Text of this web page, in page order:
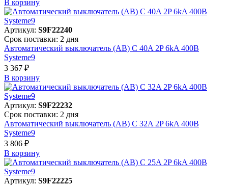
В корзинy
Артикул: S9F22240
Срок поставки: 2 дня
Автоматический выключатель (АВ) C 40A 2P 6kA 400В
Systeme9
3 367 ₽
В корзинy
Артикул: S9F22232
Срок поставки: 2 дня
Автоматический выключатель (АВ) C 32A 2P 6kA 400В
Systeme9
3 806 ₽
В корзинy
Артикул: S9F22225